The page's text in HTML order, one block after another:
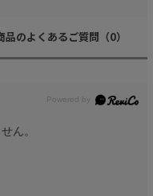
品のよくあるご質問 （0）
ん。